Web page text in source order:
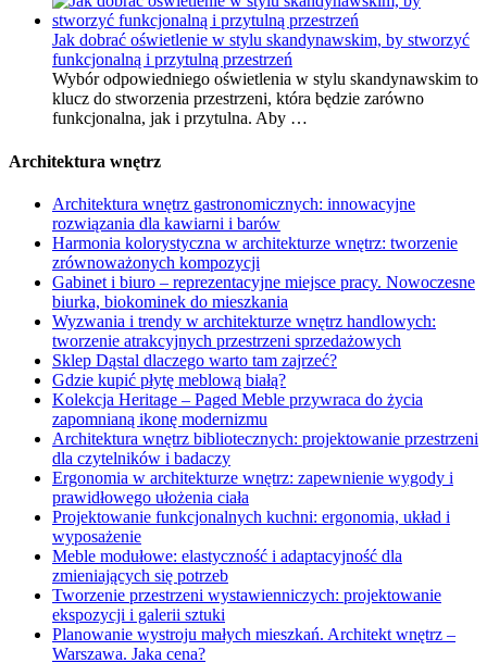
Jak dobrać oświetlenie w stylu skandynawskim, by stworzyć
funkcjonalną i przytulną przestrzeń
Wybór odpowiedniego oświetlenia w stylu skandynawskim to
klucz do stworzenia przestrzeni, która będzie zarówno
funkcjonalna, jak i przytulna. Aby …
Architektura wnętrz
Architektura wnętrz gastronomicznych: innowacyjne
rozwiązania dla kawiarni i barów
Harmonia kolorystyczna w architekturze wnętrz: tworzenie
zrównoważonych kompozycji
Gabinet i biuro – reprezentacyjne miejsce pracy. Nowoczesne
biurka, biokominek do mieszkania
Wyzwania i trendy w architekturze wnętrz handlowych:
tworzenie atrakcyjnych przestrzeni sprzedażowych
Sklep Dąstal dlaczego warto tam zajrzeć?
Gdzie kupić płytę meblową białą?
Kolekcja Heritage – Paged Meble przywraca do życia
zapomnianą ikonę modernizmu
Architektura wnętrz bibliotecznych: projektowanie przestrzeni
dla czytelników i badaczy
Ergonomia w architekturze wnętrz: zapewnienie wygody i
prawidłowego ułożenia ciała
Projektowanie funkcjonalnych kuchni: ergonomia, układ i
wyposażenie
Meble modułowe: elastyczność i adaptacyjność dla
zmieniających się potrzeb
Tworzenie przestrzeni wystawienniczych: projektowanie
ekspozycji i galerii sztuki
Planowanie wystroju małych mieszkań. Architekt wnętrz –
Warszawa. Jaka cena?